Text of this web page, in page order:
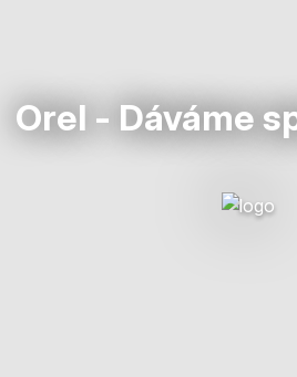
Orel - Dáváme